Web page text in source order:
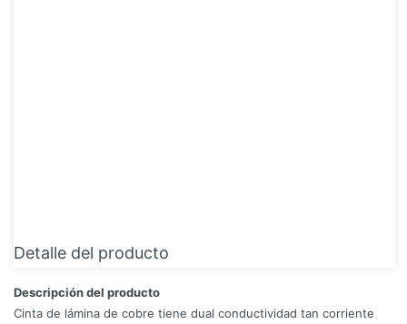
Detalle del producto
Descripción del producto
Cinta de lámina de cobre tiene dual conductividad tan corriente